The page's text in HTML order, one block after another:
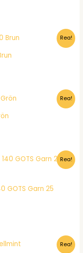
Rea!
Rea!
Rea!
GOTS Garn 25
Rea!